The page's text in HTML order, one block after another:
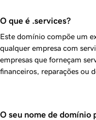
O que é .services?
Este domínio compõe um
qualquer empresa com
empresas que forneçam
financeiros, reparações ou
O seu nome de domínio